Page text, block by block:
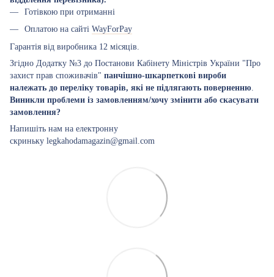
Готівкою при отриманні
Оплатою на сайті WayForPay
Гарантія від виробника 12 місяців.
Згідно Додатку №3 до Постанови Кабінету Міністрів України "Про
захист прав споживачів" панчішно-шкарпеткові вироби
належать до переліку товарів, які не підлягають поверненню
Виникли проблеми із замовленням/хочу змінити або скасувати
замовлення?
Напишіть нам на електронну
скриньку legkahodamagazin@gmail.com